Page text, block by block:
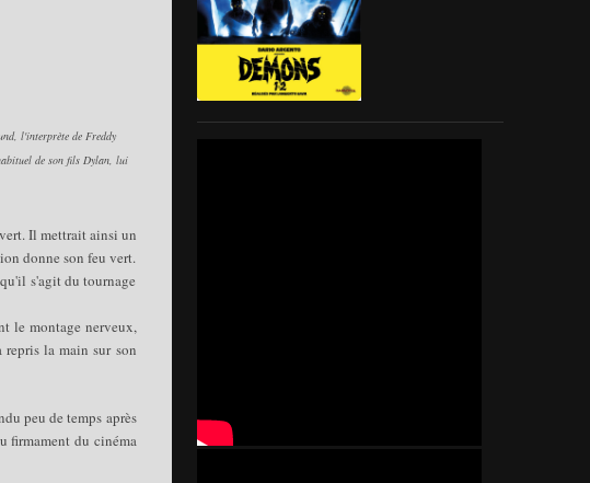
l'interprète de Freddy
de son fils Dylan, lui
Il mettrait ainsi un
donne son feu vert.
s'agit du tournage
le montage nerveux,
la main sur son
peu de temps après
firmament du cinéma